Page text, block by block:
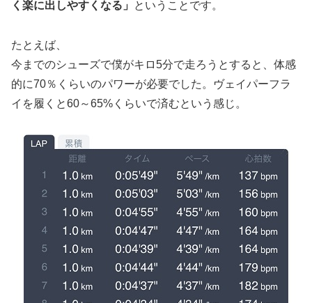
く楽に出しやすくなる」
ということです。
たとえば、
今までのシューズで僕がキロ5分で走ろうとすると、体感
的に70％くらいのパワーが必要でした。ヴェイパーフラ
イを履くと60～65%くらいで済むという感じ。